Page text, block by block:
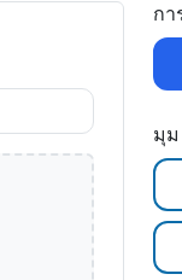
กา
มุม